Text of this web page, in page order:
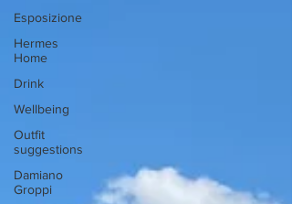
Esposizione
Hermes
Home
Drink
Wellbeing
Outfit
suggestions
Damiano
Groppi